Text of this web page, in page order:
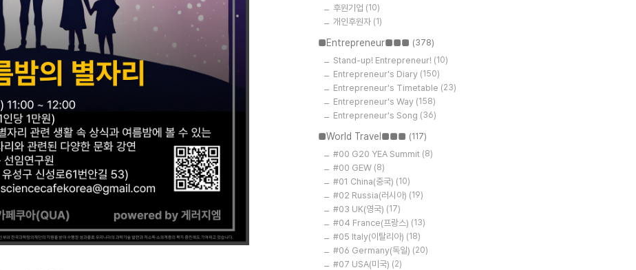
후원기업 (10)
개인후원자 (1)
■Entrepreneur■■■ (378)
Stand-up! Entrepreneur! (10)
Entrepreneur's Diary (150)
Entrepreneur's Timetable (23)
Entrepreneur's Way (158)
Entrepreneur's Song (36)
■World Travel■■■ (117)
#00 G20 YEA Summit (8)
#00 GEW (8)
#01 China(중국) (10)
#02 Russia(러시아) (19)
#03 UK(영국) (17)
#04 France(프랑스) (13)
#05 Italy(이탈리아) (18)
#06 Germany(독일) (20)
#07 USA(미국) (2)